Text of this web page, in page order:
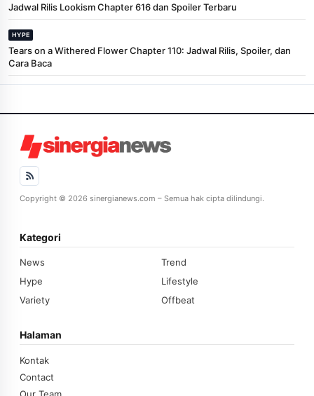
Jadwal Rilis Lookism Chapter 616 dan Spoiler Terbaru
HYPE
Tears on a Withered Flower Chapter 110: Jadwal Rilis, Spoiler, dan
Cara Baca
Copyright © 2026 sinergianews.com – Semua hak cipta dilindungi.
Kategori
News
Trend
Hype
Lifestyle
Variety
Offbeat
Halaman
Kontak
Contact
Our Team